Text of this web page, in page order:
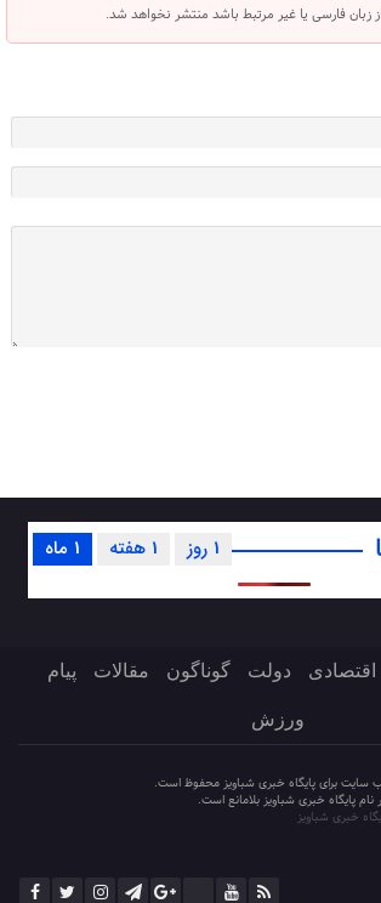
زبان فارسی یا غیر مرتبط باشد منتشر نخواهد شد.
1 ماه 1 هفته 1 روز
اقتصادی دولت گوناگون مقالات پیام
ورزش
سایت برای پایگاه خبری شباویز محفوظ است.
پایگاه خبری شباویز بلامانع است.
خبری شباویز